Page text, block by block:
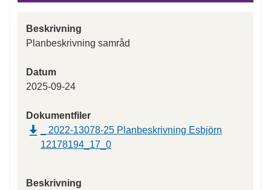
Beskrivning
Planbeskrivning samråd
Datum
2025-09-24
Dokumentfiler
_ 2022-13078-25 Planbeskrivning Esbjörn
12178194_17_0
Beskrivning